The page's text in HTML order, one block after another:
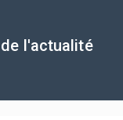
l'actualité